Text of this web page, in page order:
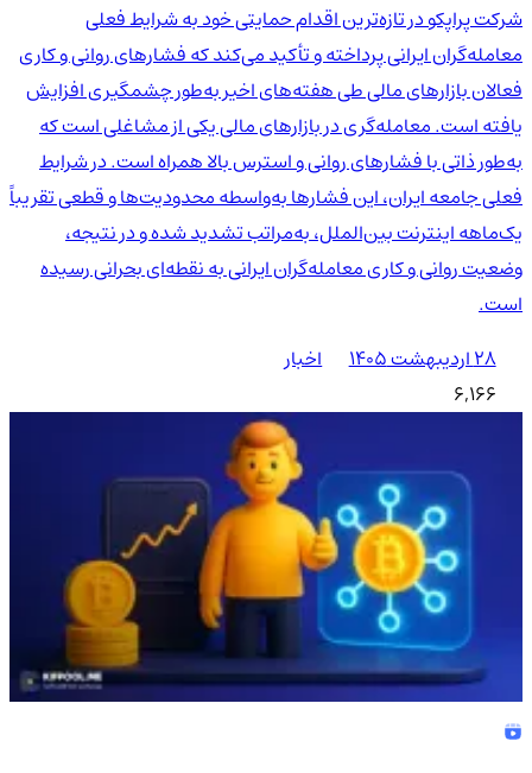
شرکت پراپکو در تازه‌ترین اقدام حمایتی خود به شرایط فعلی
معامله‌گران ایرانی پرداخته و تأکید می‌کند که فشارهای روانی و کاری
فعالان بازارهای مالی طی هفته‌های اخیر به‌طور چشمگیری افزایش
یافته است. معامله‌گری در بازارهای مالی یکی از مشاغلی است که
به‌طور ذاتی با فشارهای روانی و استرس بالا همراه است. در شرایط
فعلی جامعه ایران، این فشارها به‌واسطه محدودیت‌ها و قطعی تقریباً
یک‌ماهه اینترنت بین‌الملل، به‌مراتب تشدید شده و در نتیجه،
وضعیت روانی و کاری معامله‌گران ایرانی به نقطه‌ای بحرانی رسیده
است.
۲۸ اردیبهشت ۱۴۰۵
اخبار
6,166